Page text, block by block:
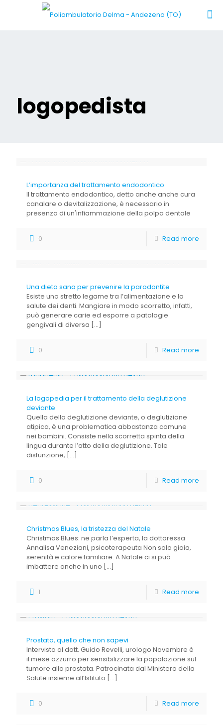
logopedista
L’importanza del trattamento endodontico
Il trattamento endodontico, detto anche anche cura
canalare o devitalizzazione, è necessario in
presenza di un'infiammazione della polpa dentale
0 Read more
Una dieta sana per prevenire la parodontite
Esiste uno stretto legame tra l’alimentazione e la
salute dei denti. Mangiare in modo scorretto, infatti,
può generare carie ed esporre a patologie
gengivali di diversa […]
0 Read more
La logopedia per il trattamento della deglutizione
deviante
Quella della deglutizione deviante, o deglutizione
atipica, è una problematica abbastanza comune
nei bambini. Consiste nella scorretta spinta della
lingua durante l’atto della deglutizione. Tale
disfunzione, […]
0 Read more
Christmas Blues, la tristezza del Natale
Christmas Blues: ne parla l’esperta, la dottoressa
Annalisa Veneziani, psicoterapeuta Non solo gioia,
serenità e calore familiare. A Natale ci si può
imbattere anche in uno […]
1 Read more
Prostata, quello che non sapevi
Intervista al dott. Guido Revelli, urologo Novembre è
il mese azzurro per sensibilizzare la popolazione sul
tumore alla prostata. Patrocinata dal Ministero della
Salute insieme all’Istituto […]
0 Read more